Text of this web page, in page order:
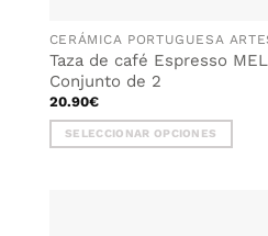
Taza de café Espresso
Conjunto de 2
20.90€
SELECCIONAR OPCIONES